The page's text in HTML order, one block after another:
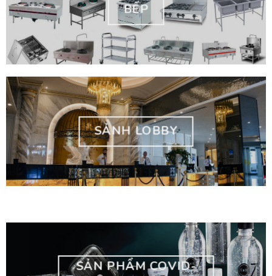
BẾP
SẢNH LOBBY
SẢN PHẨM COVID-